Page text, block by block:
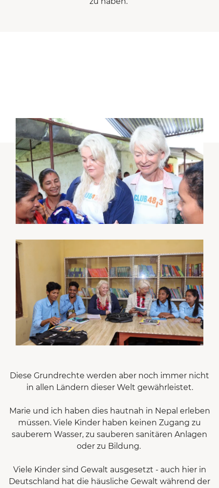
Diese Grundrechte werden aber noch immer nicht
in allen Ländern dieser Welt gewährleistet.
Marie und ich haben dies hautnah in Nepal erleben
müssen. Viele Kinder haben keinen Zugang zu
sauberem Wasser, zu sauberen sanitären Anlagen
oder zu Bildung.
Viele Kinder sind Gewalt ausgesetzt - auch hier in
Deutschland hat die häusliche Gewalt während der